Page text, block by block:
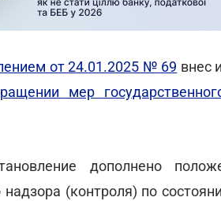
от 24.01.2025 № 69 внес
мер
дополнено
надзора (контроля) по